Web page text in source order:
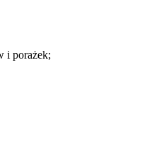
i porażek;